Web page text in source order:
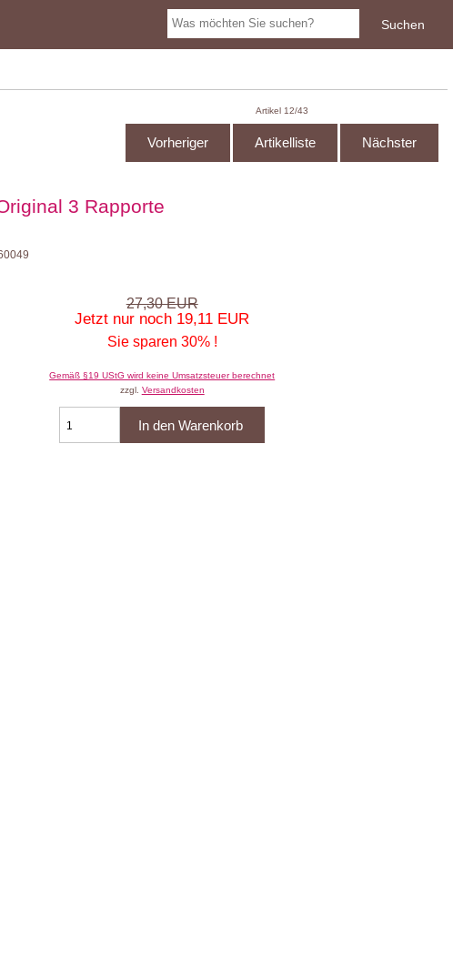
Artikel 12/43
Vorheriger Artikelliste Nächster
3 Rapporte
27,30 EUR
Jetzt nur noch 19,11 EUR
Sie sparen 30% !
Gemäß §19 UStG wird keine Umsatzsteuer berechnet
zzgl. Versandkosten